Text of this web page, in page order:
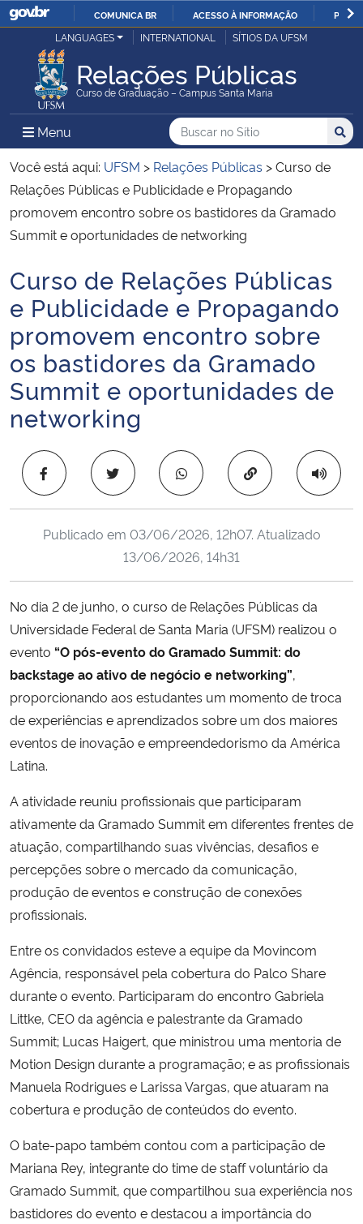
IR
O
COMUNICA BR ACESSO À INFORMAÇÃO
Ministério da Justiça e Segurança Pública
Ministério da Defesa
Ministério das Relações Exteriores
Ministério da Infraestrutura
Ministério da Agricultura, Pecuária e Abastecimento
Ministério da Educação
Ministério da Cidadania
Ministério da Saúde
Ministério de Minas e Energia
Ministério da Ciência, Tecnologia, Inovações e Comunicações
Ministério do Desenvolvimento Regional
Controladoria-Geral da União
Ministério da Mulher, da Família e dos Direitos Humanos
Secretaria-Geral
Secretaria de Governo
Gabinete de Segurança Institucional
Advocacia-Geral da União
Planalto
LANGUAGES INTERNATIONAL SÍTIOS DA UFSM
Relações Públicas
Curso de Graduação – Campus Santa Maria
Menu Menu Principal do Sítio
Busca
Buscar no no Sítio
Busca:
Você está aqui: UFSM > Relações Públicas >Curso de
Relações Públicas e Publicidade e Propagando
promovem encontro sobre os bastidores da Gramado
Summit e oportunidades de networking
Início do conteúdo
Curso de Relações Públicas
e Publicidade e Propagando
promovem encontro sobre
os bastidores da Gramado
Summit e oportunidades de
networking
Copiar para área
Publicado em 03/06/2026, 12h07. Atualizado
13/06/2026, 14h31
No dia 2 de junho, o curso de Relações Públicas da
Universidade Federal de Santa Maria (UFSM) realizou o
evento “O pós-evento do Gramado Summit: do
backstage ao ativo de negócio e networking”,
proporcionando aos estudantes um momento de troca
de experiências e aprendizados sobre um dos maiores
eventos de inovação e empreendedorismo da América
Latina.
A atividade reuniu profissionais que participaram
ativamente da Gramado Summit em diferentes frentes de
atuação, compartilhando suas vivências, desafios e
percepções sobre o mercado da comunicação,
produção de eventos e construção de conexões
profissionais.
Entre os convidados esteve a equipe da Movincom
Agência, responsável pela cobertura do Palco Share
durante o evento. Participaram do encontro Gabriela
Littke, CEO da agência e palestrante da Gramado
Summit; Lucas Haigert, que ministrou uma mentoria de
Motion Design durante a programação; e as profissionais
Manuela Rodrigues e Larissa Vargas, que atuaram na
cobertura e produção de conteúdos do evento.
O bate-papo também contou com a participação de
Mariana Rey, integrante do time de staff voluntário da
Gramado Summit, que compartilhou sua experiência nos
bastidores do evento e destacou a importância do